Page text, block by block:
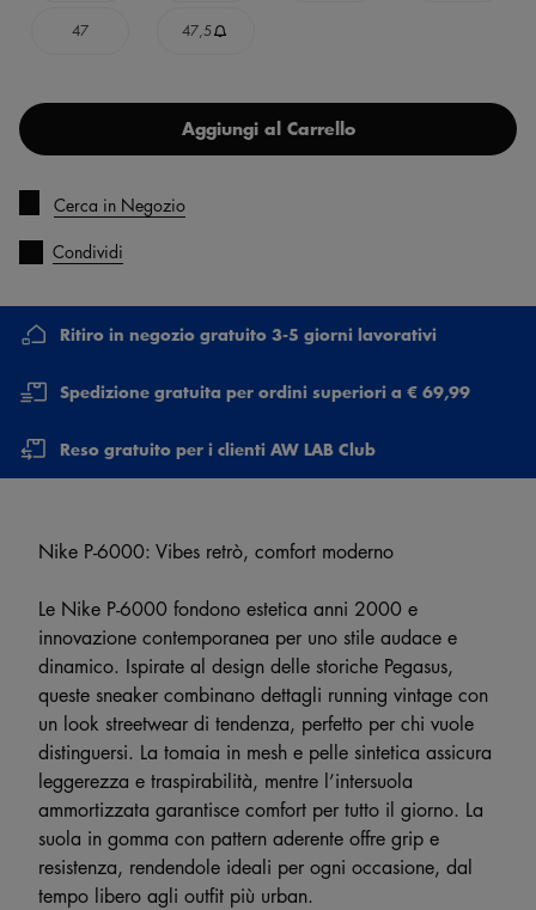
47 47,5
Aggiungi al Carrello
Cerca in Negozio
Condividi
Ritiro in negozio gratuito 3-5 giorni lavorativi
Spedizione gratuita per ordini superiori a € 69,99
Reso gratuito per i clienti AW LAB Club
Nike P-6000: Vibes retrò, comfort moderno
Le Nike P-6000 fondono estetica anni 2000 e
innovazione contemporanea per uno stile audace e
dinamico. Ispirate al design delle storiche Pegasus,
queste sneaker combinano dettagli running vintage con
un look streetwear di tendenza, perfetto per chi vuole
distinguersi. La tomaia in mesh e pelle sintetica assicura
leggerezza e traspirabilità, mentre l’intersuola
ammortizzata garantisce comfort per tutto il giorno. La
suola in gomma con pattern aderente offre grip e
resistenza, rendendole ideali per ogni occasione, dal
tempo libero agli outfit più urban.